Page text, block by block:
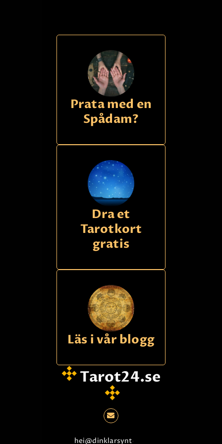
Prata med en
Spådam?
Dra et
Tarotkort
gratis
Läs i vår blogg
Tarot24.se
hei@dinklarsynte.no